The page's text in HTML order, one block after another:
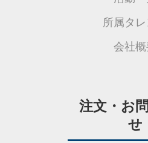
所属タレ
会社概
注文・お
せ